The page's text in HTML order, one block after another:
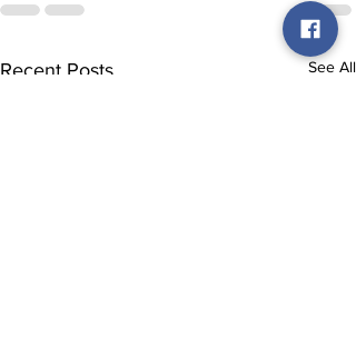
Recent Posts See All